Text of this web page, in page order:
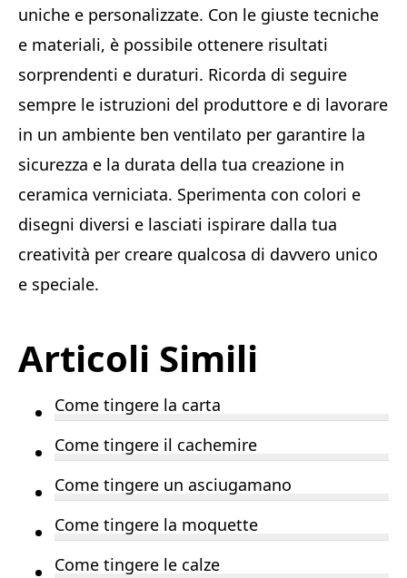
uniche e personalizzate. Con le giuste tecniche
e materiali, è possibile ottenere risultati
sorprendenti e duraturi. Ricorda di seguire
sempre le istruzioni del produttore e di lavorare
in un ambiente ben ventilato per garantire la
sicurezza e la durata della tua creazione in
ceramica verniciata. Sperimenta con colori e
disegni diversi e lasciati ispirare dalla tua
creatività per creare qualcosa di davvero unico
e speciale.
Articoli Simili
Come tingere la carta
Come tingere il cachemire
Come tingere un asciugamano
Come tingere la moquette
Come tingere le calze